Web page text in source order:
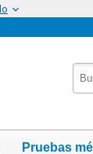
Pruebas